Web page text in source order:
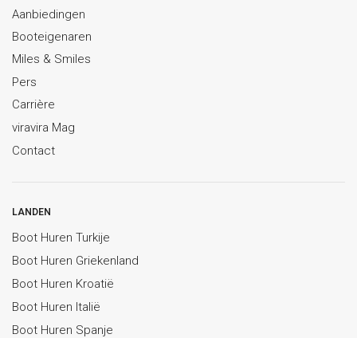
Aanbiedingen
Booteigenaren
Miles & Smiles
Pers
Carrière
viravira Mag
Contact
LANDEN
Boot Huren Turkije
Boot Huren Griekenland
Boot Huren Kroatië
Boot Huren Italië
Boot Huren Spanje